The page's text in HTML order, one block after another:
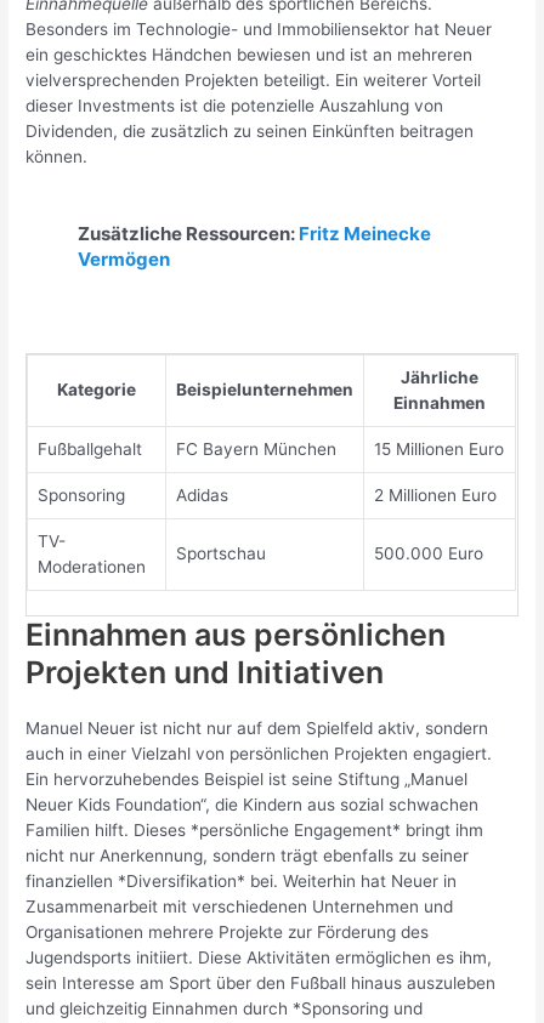
Besonders im Technologie- und Immobiliensektor hat Neuer
ein geschicktes Händchen bewiesen und ist an mehreren
vielversprechenden Projekten beteiligt. Ein weiterer Vorteil
dieser Investments ist die potenzielle Auszahlung von
Dividenden, die zusätzlich zu seinen Einkünften beitragen
können.
Zusätzliche Ressourcen: Fritz Meinecke
Vermögen
Kategorie Beispielunternehmen
Jährliche
Einnahmen
Fußballgehalt FC Bayern München 15 Millionen Euro
Sponsoring Adidas 2 Millionen Euro
TV-
Moderationen
Sportschau 500.000 Euro
Einnahmen aus persönlichen
Projekten und Initiativen
Manuel Neuer ist nicht nur auf dem Spielfeld aktiv, sondern
auch in einer Vielzahl von persönlichen Projekten engagiert.
Ein hervorzuhebendes Beispiel ist seine Stiftung „Manuel
Neuer Kids Foundation“, die Kindern aus sozial schwachen
Familien hilft. Dieses *persönliche Engagement* bringt ihm
nicht nur Anerkennung, sondern trägt ebenfalls zu seiner
finanziellen *Diversifikation* bei. Weiterhin hat Neuer in
Zusammenarbeit mit verschiedenen Unternehmen und
Organisationen mehrere Projekte zur Förderung des
Jugendsports initiiert. Diese Aktivitäten ermöglichen es ihm,
sein Interesse am Sport über den Fußball hinaus auszuleben
und gleichzeitig Einnahmen durch *Sponsoring und